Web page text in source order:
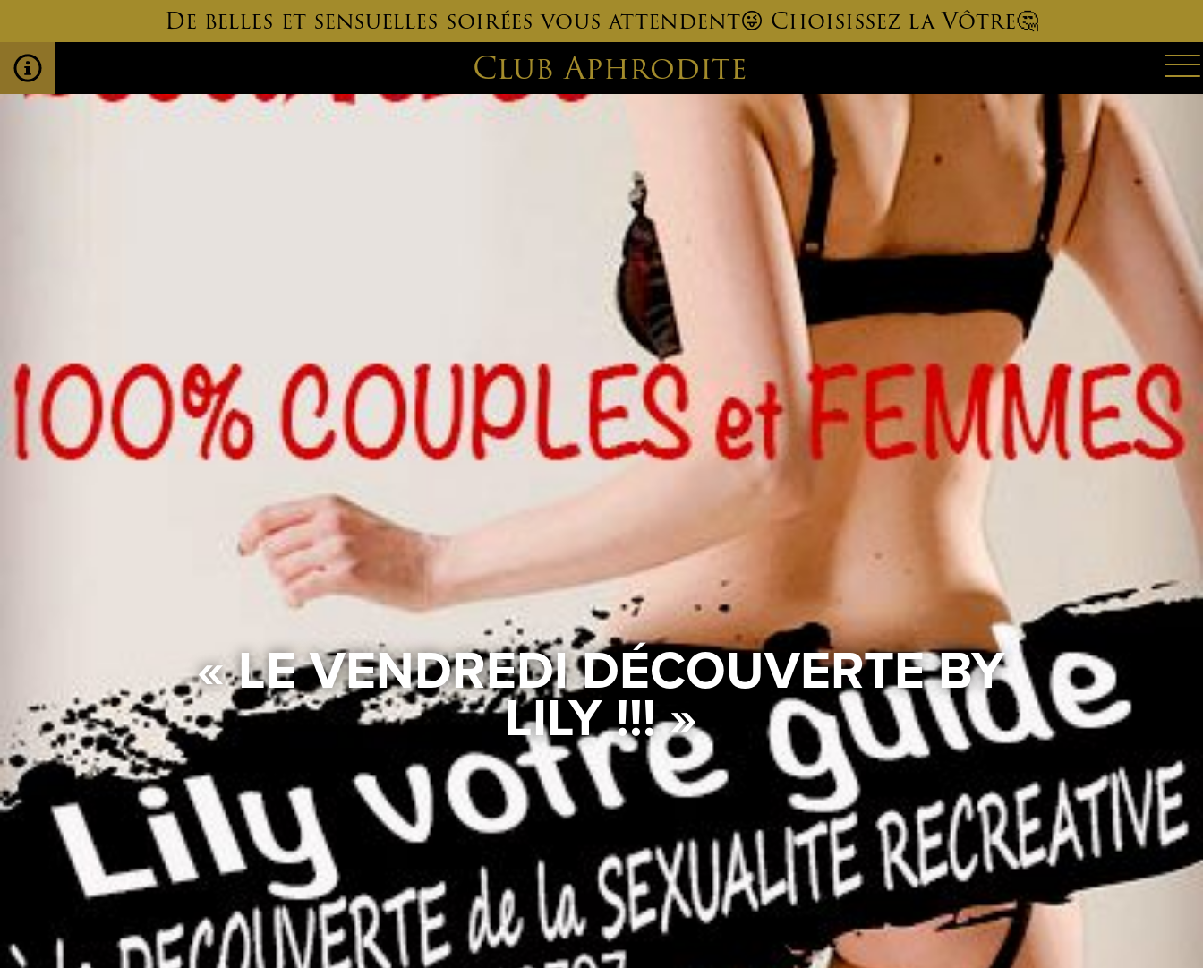
De belles et sensuelles soirées vous attendent😜 Choisissez la Vôtre🤔
Club Aphrodite
« LE VENDREDI DÉCOUVERTE BY
LILY !!! »